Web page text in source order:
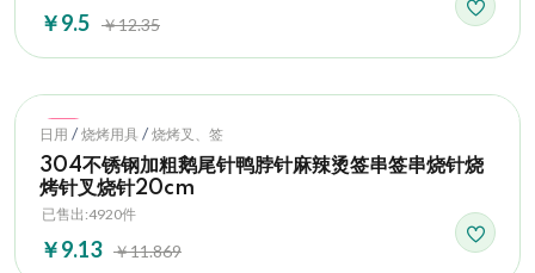
￥9.5 ￥12.35
Hot
日用 / 烧烤用具 / 烧烤叉、签
304不锈钢加粗鹅尾针鸭脖针麻辣烫签串签串烧针烧
烤针叉烧针20cm
已售出:4920件
￥9.13 ￥11.869